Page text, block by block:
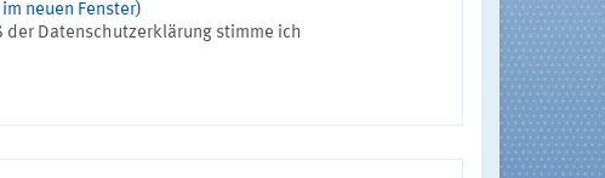
neuen Fenster)
der Datenschutzerklärung stimme ich